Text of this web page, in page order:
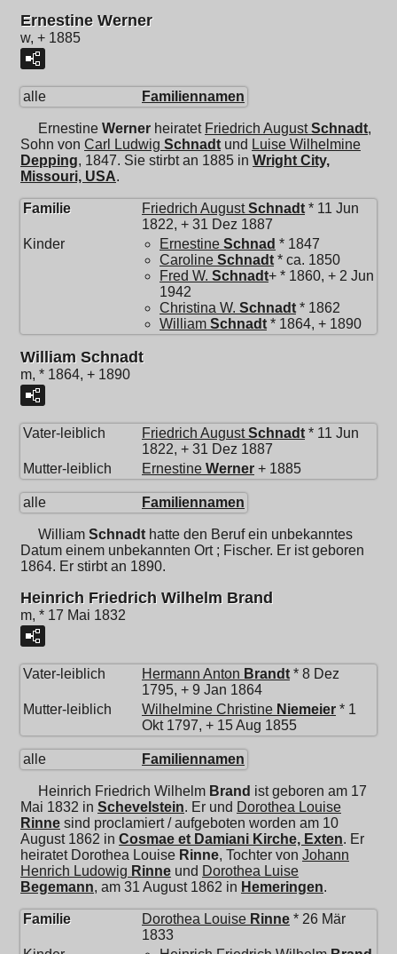
Ernestine Werner
w, + 1885
alle Familiennamen
Ernestine Werner heiratet Friedrich August Schnadt,
Sohn von Carl Ludwig Schnadt und Luise Wilhelmine
Depping, 1847. Sie stirbt an 1885 in Wright City,
Missouri, USA.
Familie Friedrich August Schnadt * 11 Jun
1822, + 31 Dez 1887
Kinder
Ernestine Schnad * 1847
Caroline Schnadt * ca. 1850
Fred W. Schnadt+ * 1860, + 2 Jun
1942
Christina W. Schnadt * 1862
William Schnadt * 1864, + 1890
William Schnadt
m, * 1864, + 1890
Vater-leiblich Friedrich August Schnadt * 11 Jun
1822, + 31 Dez 1887
Mutter-leiblich
Ernestine Werner + 1885
alle Familiennamen
William Schnadt hatte den Beruf ein unbekanntes
Datum einem unbekannten Ort ; Fischer. Er ist geboren
1864. Er stirbt an 1890.
Heinrich Friedrich Wilhelm Brand
m, * 17 Mai 1832
Vater-leiblich Hermann Anton Brandt * 8 Dez
1795, + 9 Jan 1864
Mutter-leiblich
Wilhelmine Christine Niemeier * 1
Okt 1797, + 15 Aug 1855
alle Familiennamen
Heinrich Friedrich Wilhelm Brand ist geboren am 17
Mai 1832 in Schevelstein. Er und Dorothea Louise
Rinne sind proclamiert / aufgeboten worden am 10
August 1862 in Cosmae et Damiani Kirche, Exten. Er
heiratet Dorothea Louise Rinne, Tochter von Johann
Henrich Ludowig Rinne und Dorothea Luise
Begemann, am 31 August 1862 in Hemeringen.
Familie Dorothea Louise Rinne * 26 Mär
1833